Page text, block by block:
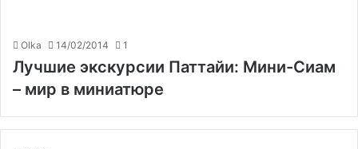
Olka 14/02/2014 1
Лучшие экскурсии Паттайи: Мини-Сиам
– мир в миниатюре